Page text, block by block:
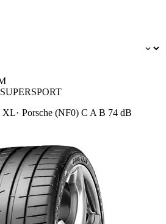
XL
Porsche (NF0) Etykieta:
C A B 74 dB